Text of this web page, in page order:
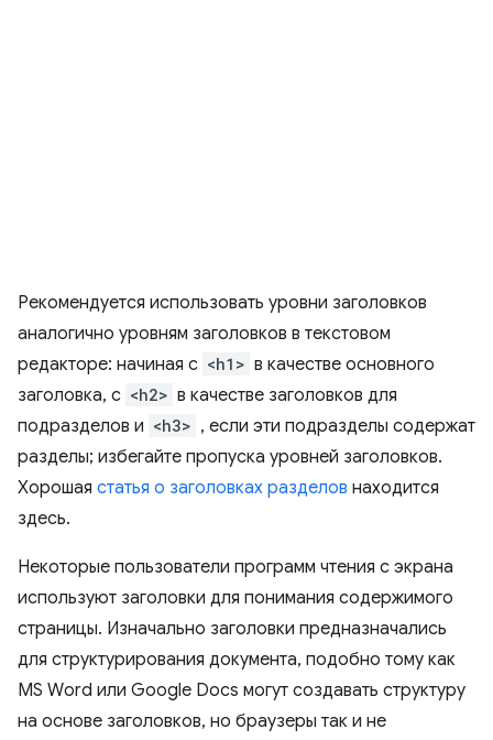
Рекомендуется использовать уровни заголовков
аналогично уровням заголовков в текстовом
редакторе: начиная с <h1> в качестве основного
заголовка, с <h2> в качестве заголовков для
подразделов и <h3> , если эти подразделы содержат
разделы; избегайте пропуска уровней заголовков.
Хорошая статья о заголовках разделов находится
здесь.
Некоторые пользователи программ чтения с экрана
используют заголовки для понимания содержимого
страницы. Изначально заголовки предназначались
для структурирования документа, подобно тому как
MS Word или Google Docs могут создавать структуру
на основе заголовков, но браузеры так и не